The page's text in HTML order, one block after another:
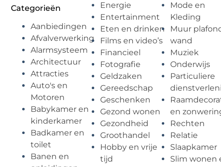
Categorieën
Aanbiedingen
Afvalverwerking
Alarmsysteem
Architectuur
Attracties
Auto's en
Motoren
Babykamer en
kinderkamer
Badkamer en
toilet
Banen en
Energie
Entertainment
Eten en drinken
Films en video’s
Financieel
Fotografie
Geldzaken
Gereedschap
Geschenken
Gezond wonen
Gezondheid
Groothandel
Hobby en vrije
tijd
Mode en
Kleding
Muur
wand
Muziek
Onderwijs
Particuliere
en
Rechten
Relatie
Slaapkamer
Slim wonen